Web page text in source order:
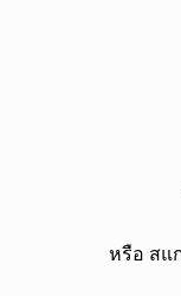
หรือ สแ